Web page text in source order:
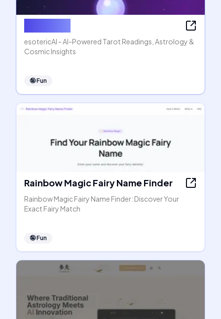
esotericAI - AI-Powered Tarot Readings, Astrology &
Cosmic Insights
🤪Fun
Rainbow Magic Fairy Name Finder
Rainbow Magic Fairy Name Finder: Discover Your
Exact Fairy Match
🤪Fun